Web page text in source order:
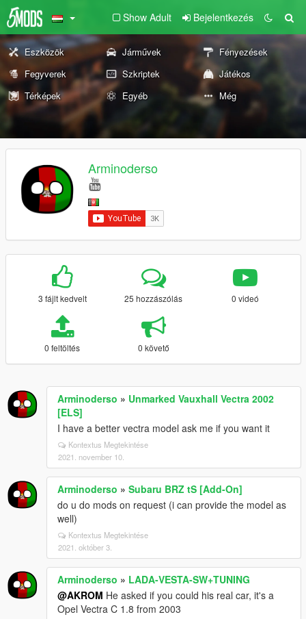
Show Adult Bejelentkezés
Eszközök Járművek
Fényezések
Fegyverek
Szkriptek
Játékos
Térképek
Egyéb Még
Arminoderso
3 fájlt kedvelt 25 hozzászólás 0 videó
0 feltöltés 0 követő
Arminoderso » Unmarked Vauxhall Vectra 2002
[ELS]
I have a better vectra model ask me if you want it
Kontextus Megtekintése
2021. november 10.
Arminoderso » Subaru BRZ tS [Add-On]
do u do mods on request (i can provide the model as
well)
Kontextus Megtekintése
2021. október 3.
Arminoderso » LADA-VESTA-SW+TUNING
@AKROM He asked if you could his real car, it's a
Opel Vectra C 1.8 from 2003